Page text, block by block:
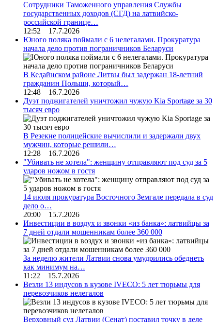
Сотрудники Таможенного управления Службы
государственных доходов (СГД) на латвийско-
российской границе…
12:52 17.7.2026
Юного поляка поймали с 6 нелегалами. Прокуратура
начала дело против пограничников Беларуси
В Кедайнском районе Литвы был задержан 18-летний
гражданин Польши, который…
12:48 16.7.2026
Дуэт поджигателей уничтожил чужую Kia Sportage за 30
тысяч евро
В Резекне полицейские вычислили и задержали двух
мужчин, которые решили…
12:28 16.7.2026
"Убивать не хотела": женщину отправляют под суд за 5
ударов ножом в гостя
14 июля прокуратура Восточного Земгале передала в суд
дело о…
20:00 15.7.2026
Инвестиции в воздух и звонки «из банка»: латвийцы за
7 дней отдали мошенникам более 360 000
За неделю жители Латвии снова умудрились обеднеть
как минимум на…
11:22 15.7.2026
Везли 13 индусов в кузове IVECO: 5 лет тюрьмы для
перевозчиков нелегалов
Верховный суд Латвии (Сенат) поставил точку в деле